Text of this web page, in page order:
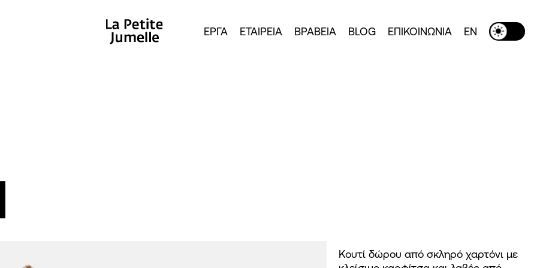
ΕΡΓΑ ΕΤΑΙΡΕΙΑ ΒΡΑΒΕΙΑ BLOG ΕΠΙΚΟΙΝΩΝΙΑ EN
Toggle Dark Mode
Κουτί δώρου από σκληρό χαρτόνι με